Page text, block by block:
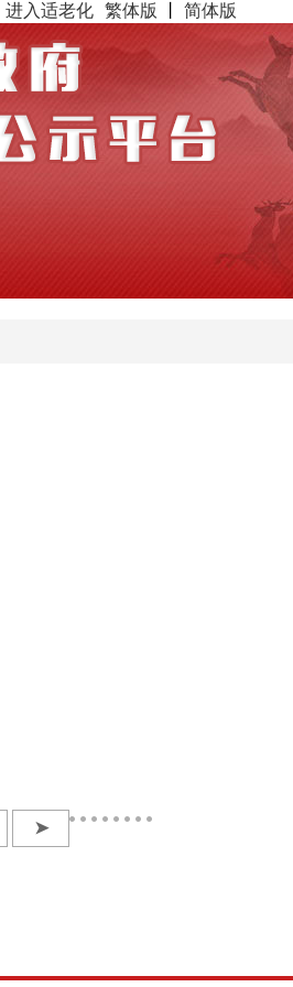
进入适老化 繁体版 简体版
➤